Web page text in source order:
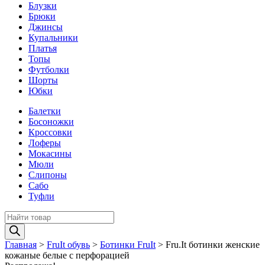
Блузки
Брюки
Джинсы
Купальники
Платья
Топы
Футболки
Шорты
Юбки
Балетки
Босоножки
Кроссовки
Лоферы
Мокасины
Мюли
Слипоны
Сабо
Туфли
Поиск
товаров
Главная > FruIt обувь > Ботинки FruIt > Fru.It ботинки женские
кожаные белые с перфорацией